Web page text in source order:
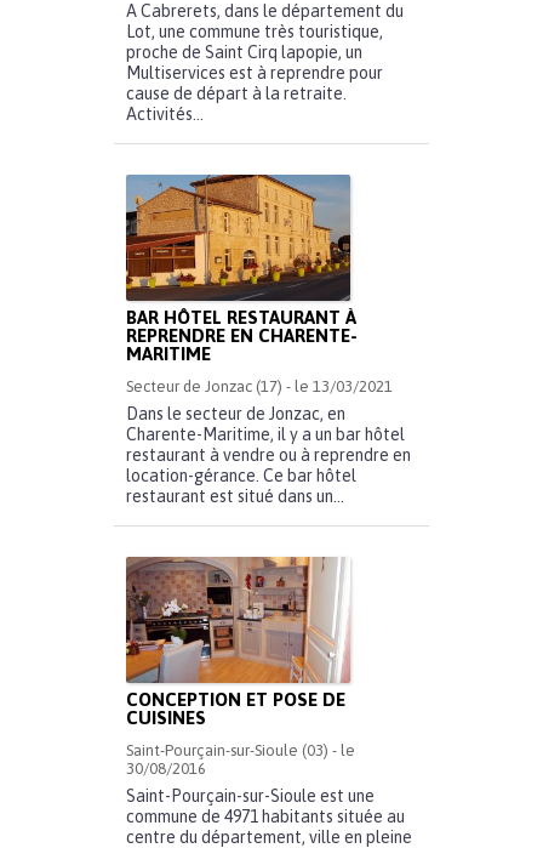
A Cabrerets, dans le département du
Lot, une commune très touristique,
proche de Saint Cirq lapopie, un
Multiservices est à reprendre pour
cause de départ à la retraite.
Activités...
BAR HÔTEL RESTAURANT À
REPRENDRE EN CHARENTE-
MARITIME
Secteur de Jonzac (17) - le 13/03/2021
Dans le secteur de Jonzac, en
Charente-Maritime, il y a un bar hôtel
restaurant à vendre ou à reprendre en
location-gérance. Ce bar hôtel
restaurant est situé dans un...
CONCEPTION ET POSE DE
CUISINES
Saint-Pourçain-sur-Sioule (03) - le
30/08/2016
Saint-Pourçain-sur-Sioule est une
commune de 4971 habitants située au
centre du département, ville en pleine